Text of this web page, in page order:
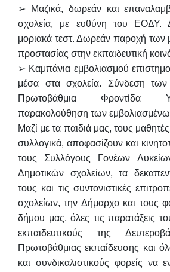
➢ Μαζικά, δωρεάν και
σχολεία, με ευθύνη του ΕΟΔΥ.
μοριακά τεστ. Δωρεάν παροχή των
προστασίας στην εκπαιδευτική
➢ Καμπάνια εμβολιασμού
μέσα στα σχολεία. Σύνδεση των
Πρωτοβάθμια Φροντίδα
παρακολούθηση των
Μαζί με τα παιδιά μας, τους
συλλογικά, αποφασίζουν και
τους Συλλόγους Γονέων
Δημοτικών σχολείων, τα
τους και τις συντονιστικές
σχολείων, την Δήμαρχο και τους
δήμου μας, όλες τις παρατάξεις
εκπαιδευτικούς της
Πρωτοβάθμιας εκπαίδευσης και
και συνδικαλιστικούς φορείς